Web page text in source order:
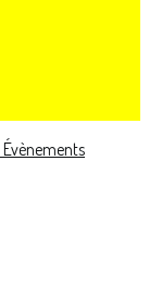
Évènements